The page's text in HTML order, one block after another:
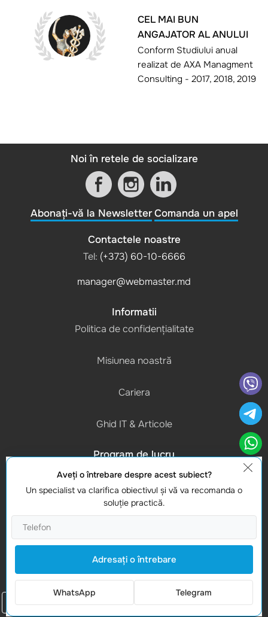
CEL MAI BUN
ANGAJATOR AL ANULUI
Conform Studiului anual
realizat de AXA Managment
Consulting - 2017, 2018, 2019
Noi în retele de socializare
Abonați-vă la Newsletter Comanda un apel
Contactele noastre
Tel: (+373) 60-10-6666
manager@webmaster.md
Informatii
Politica de confidențialitate
Misiunea noastră
Cariera
Ghid IT & Articole
Program de lucru
(L-V) 9:00 - 18:00
Contacte
Studio Webmaster
Moldova, Chișinau, MD-2012
Vasile Alecsandri 82A
Aveţi o întrebare despre acest subiect?
Un specialist va clarifica obiectivul şi vă va recomanda o
soluţie practică.
Adresaţi o întrebare
WhatsApp Telegram
Comanda un apel